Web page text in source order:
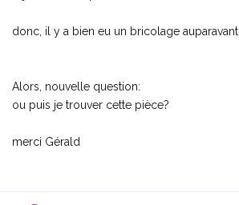
donc, il y a bien eu un bricolage auparavant.
Alors, nouvelle question:
ou puis je trouver cette pièce?
merci Gérald